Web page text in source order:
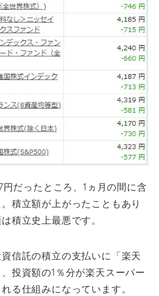
だったところ、1ヵ月の間に含
積立額が上がったこともあり
積立史上最悪です。
信託の積立の支払いに「楽天
投資額の1％分が楽天スーパー
る仕組みになっています。